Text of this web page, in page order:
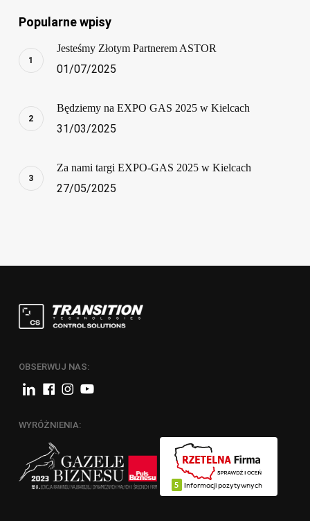
Popularne wpisy
Jesteśmy Złotym Partnerem ASTOR
01/07/2025
Będziemy na EXPO GAS 2025 w Kielcach
31/03/2025
Za nami targi EXPO-GAS 2025 w Kielcach
27/05/2025
OBSERWUJ NAS:
WYRÓŻNIENIA: